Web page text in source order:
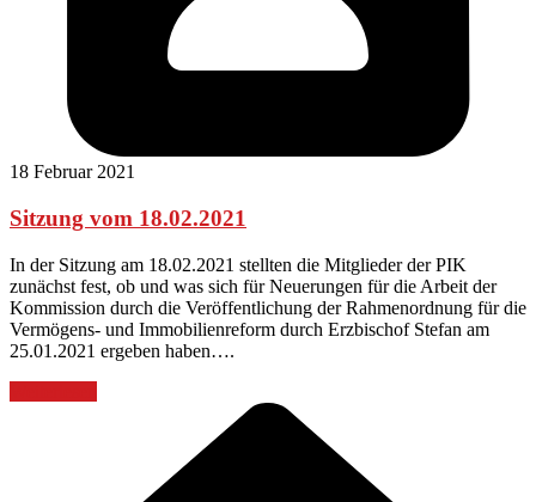
18 Februar 2021
Sitzung vom 18.02.2021
In der Sitzung am 18.02.2021 stellten die Mitglieder der PIK
zunächst fest, ob und was sich für Neuerungen für die Arbeit der
Kommission durch die Veröffentlichung der Rahmenordnung für die
Vermögens- und Immobilienreform durch Erzbischof Stefan am
25.01.2021 ergeben haben….